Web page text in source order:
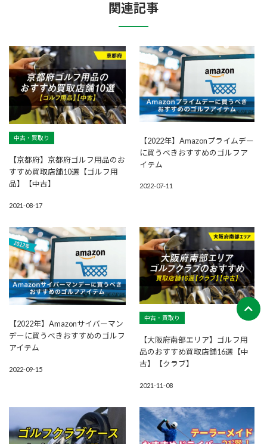
関連記事
中古・買取り
【京都府】京都府ゴルフ用品のお
すすめ買取店舗10選【ゴルフ用
品】【中古】
2021-08-17
【2022年】Amazonプライムデー
に買うべきおすすめのゴルフア
イテム
2022-07-11
【2022年】Amazonサイバーマン
デーに買うべきおすすめのゴルフ
アイテム
2022-09-15
中古・買取り
【大阪府南部エリア】ゴルフ用
品のおすすめ買取店舗16選【中
古】【クラブ】
2021-11-08